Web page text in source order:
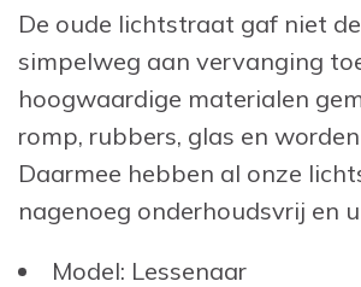
De oude lichtstraat gaf niet
simpelweg aan vervanging
hoogwaardige materialen
romp, rubbers, glas en
Daarmee hebben al onze
nagenoeg onderhoudsvrij en
Model: Lessenaar